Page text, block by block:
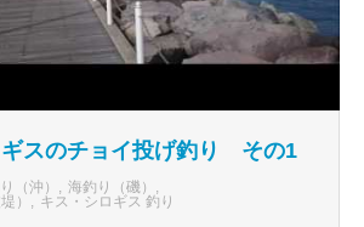
スのチョイ投げ釣り その1
（沖）
海釣り（磯）
）
キス・シロギス 釣り